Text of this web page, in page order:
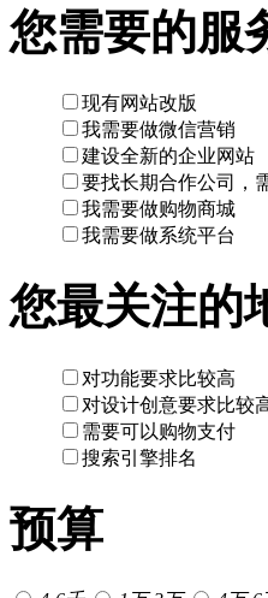
您需要的服
现有网站改版
我需要做微信营销
建设全新的企业网站
要找长期合作公司，
我需要做购物商城
我需要做系统平台
您最关注的
对功能要求比较高
对设计创意要求比较
需要可以购物支付
搜索引擎排名
预算